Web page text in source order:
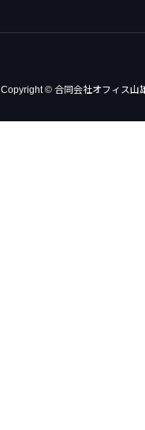
Copyright © 合同会社オフィス山